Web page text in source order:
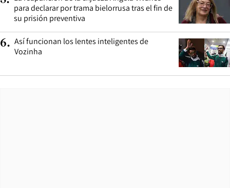
para declarar por trama bielorrusa tras el fin de
su prisión preventiva
6. Así funcionan los lentes inteligentes de
Vozinha